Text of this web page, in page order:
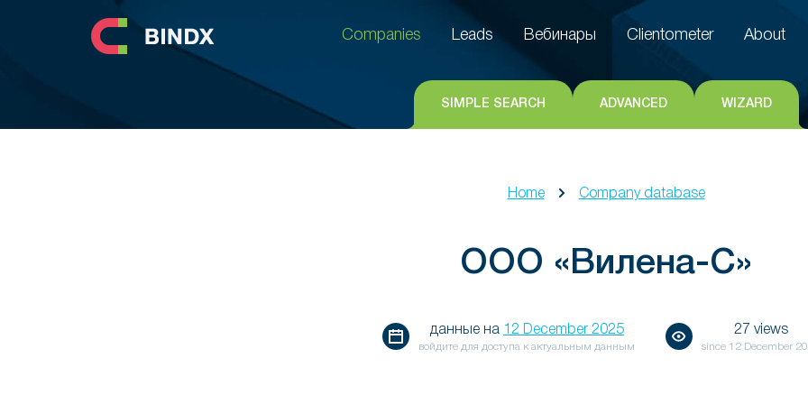
Clientometer
Companies
Leads Вебинары Clientometer About
SIMPLE SEARCH ADVANCED WIZARD
Home Company database
ООО «Вилена-С»
данные на 12 December 2025
войдите для доступа к актуальным данным
27 views
since 12 December